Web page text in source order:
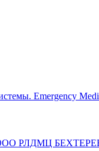
Emergency
РЛДМЦ